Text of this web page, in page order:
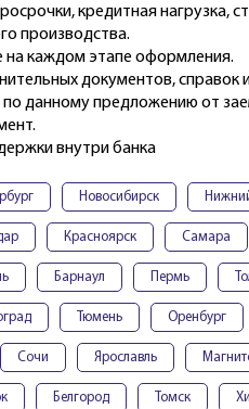
кредитная нагрузка,
производства.
каждом этапе оформления.
документов, справок
по данному предложению от
внутри банка
Новосибирск
Красноярск Самара
Барнаул Пермь
Тюмень Оренбург
Сочи Ярославль
Белгород Томск